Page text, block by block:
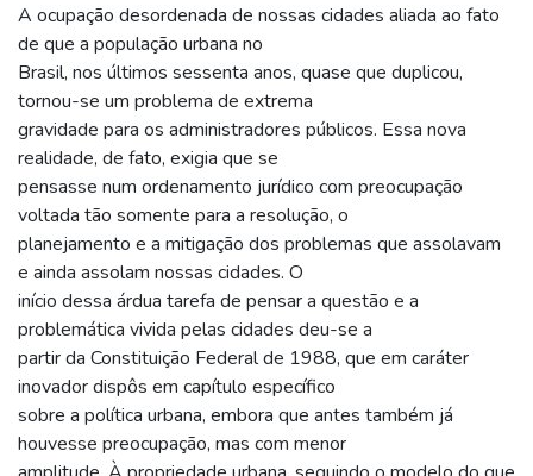
A ocupação desordenada de nossas cidades aliada ao fato
de que a população urbana no
Brasil, nos últimos sessenta anos, quase que duplicou,
tornou-se um problema de extrema
gravidade para os administradores públicos. Essa nova
realidade, de fato, exigia que se
pensasse num ordenamento jurídico com preocupação
voltada tão somente para a resolução, o
planejamento e a mitigação dos problemas que assolavam
e ainda assolam nossas cidades. O
início dessa árdua tarefa de pensar a questão e a
problemática vivida pelas cidades deu-se a
partir da Constituição Federal de 1988, que em caráter
inovador dispôs em capítulo específico
sobre a política urbana, embora que antes também já
houvesse preocupação, mas com menor